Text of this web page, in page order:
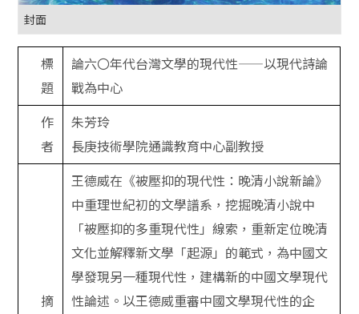
封面
標
題
論六〇年代台灣文學的現代性——以現代詩論
戰為中心
作
者
朱芳玲
長庚技術學院通識教育中心副教授
摘
王德威在《被壓抑的現代性：晚清小說新論》
中重理世紀初的文學譜系，挖掘晚清小說中
「被壓抑的多重現代性」線索，重新定位晚清
文化並解釋新文學「起源」的範式，為中國文
學發現另一種現代性，建構新的中國文學現代
性論述。以王德威重審中國文學現代性的企